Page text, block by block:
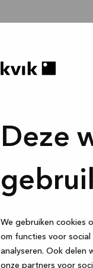
Deze
We gebruiken cookies
om functies voor
analyseren. Ook delen
onze partners voor